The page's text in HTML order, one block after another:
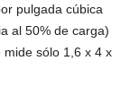
pulgada cúbica
al 50% de carga)
sólo 1,6 x 4 x